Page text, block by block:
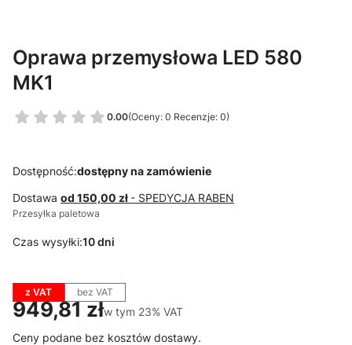
Oprawa przemysłowa LED 580
MK1
0.00(Oceny: 0 Recenzje: 0)
Dostępność:dostępny na zamówienie
Dostawa od 150,00 zł - SPEDYCJA RABEN
Przesyłka paletowa
Czas wysyłki:10 dni
z VAT bez VAT
Cena
949,81 złw tym 23% VAT
w tym 23% VAT
Ceny podane bez kosztów dostawy.